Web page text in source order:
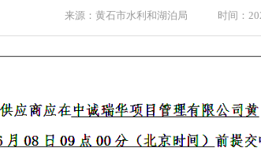
来源：黄石市水利和湖泊局 时间：